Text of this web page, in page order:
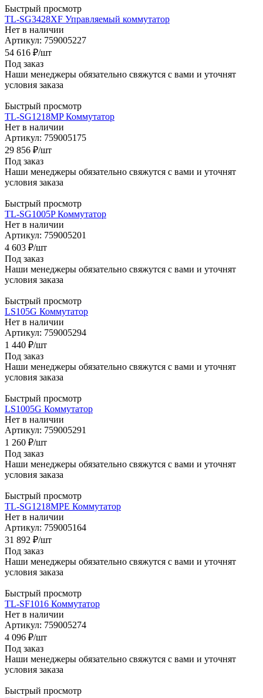
Быстрый просмотр
TL-SG3428XF Управляемый коммутатор
Нет в наличии
Артикул: 759005227
54 616 ₽/шт
Под заказ
Наши менеджеры обязательно свяжутся с вами и уточнят
условия заказа
Быстрый просмотр
TL-SG1218MP Коммутатор
Нет в наличии
Артикул: 759005175
29 856 ₽/шт
Под заказ
Наши менеджеры обязательно свяжутся с вами и уточнят
условия заказа
Быстрый просмотр
TL-SG1005P Коммутатор
Нет в наличии
Артикул: 759005201
4 603 ₽/шт
Под заказ
Наши менеджеры обязательно свяжутся с вами и уточнят
условия заказа
Быстрый просмотр
LS105G Коммутатор
Нет в наличии
Артикул: 759005294
1 440 ₽/шт
Под заказ
Наши менеджеры обязательно свяжутся с вами и уточнят
условия заказа
Быстрый просмотр
LS1005G Коммутатор
Нет в наличии
Артикул: 759005291
1 260 ₽/шт
Под заказ
Наши менеджеры обязательно свяжутся с вами и уточнят
условия заказа
Быстрый просмотр
TL-SG1218MPE Коммутатор
Нет в наличии
Артикул: 759005164
31 892 ₽/шт
Под заказ
Наши менеджеры обязательно свяжутся с вами и уточнят
условия заказа
Быстрый просмотр
TL-SF1016 Коммутатор
Нет в наличии
Артикул: 759005274
4 096 ₽/шт
Под заказ
Наши менеджеры обязательно свяжутся с вами и уточнят
условия заказа
Быстрый просмотр